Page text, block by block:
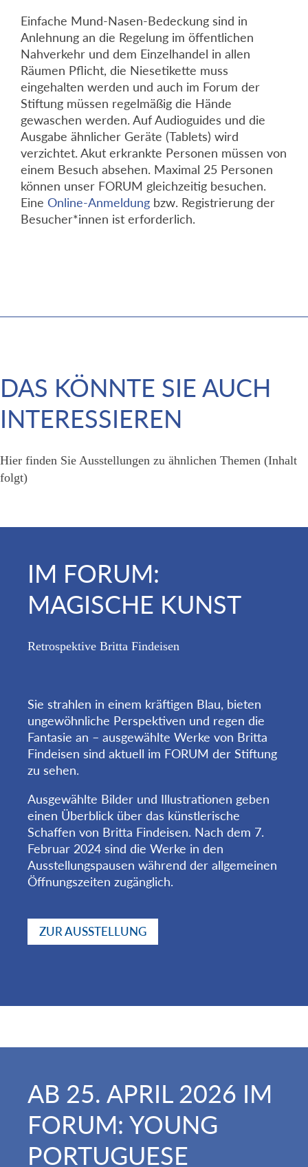
Einfache Mund-Nasen-Bedeckung sind in
Anlehnung an die Regelung im öffentlichen
Nahverkehr und dem Einzelhandel in allen
Räumen Pflicht, die Niesetikette muss
eingehalten werden und auch im Forum der
Stiftung müssen regelmäßig die Hände
gewaschen werden. Auf Audioguides und die
Ausgabe ähnlicher Geräte (Tablets) wird
verzichtet. Akut erkrankte Personen müssen von
einem Besuch absehen. Maximal 25 Personen
können unser FORUM gleichzeitig besuchen.
Eine Online-Anmeldung bzw. Registrierung der
Besucher*innen ist erforderlich.
DAS KÖNNTE SIE AUCH
INTERESSIEREN
Hier finden Sie Ausstellungen zu ähnlichen Themen (Inhalt
folgt)
IM FORUM:
MAGISCHE KUNST
Retrospektive Britta Findeisen
Sie strahlen in einem kräftigen Blau, bieten
ungewöhnliche Perspektiven und regen die
Fantasie an – ausgewählte Werke von Britta
Findeisen sind aktuell im FORUM der Stiftung
zu sehen.
Ausgewählte Bilder und Illustrationen geben
einen Überblick über das künstlerische
Schaffen von Britta Findeisen. Nach dem 7.
Februar 2024 sind die Werke in den
Ausstellungspausen während der allgemeinen
Öffnungszeiten zugänglich.
ZUR AUSSTELLUNG
AB 25. APRIL 2026 IM
FORUM: YOUNG
PORTUGUESE